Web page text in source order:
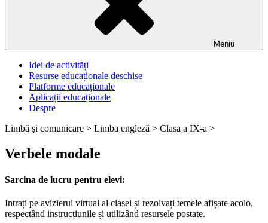
Meniu
Idei de activități
Resurse educaționale deschise
Platforme educaționale
Aplicații educaționale
Despre
Limbă şi comunicare > Limba engleză > Clasa a IX-a >
Verbele modale
Sarcina de lucru pentru elevi:
Intrați pe avizierul virtual al clasei și rezolvați temele afișate acolo,
respectând instrucțiunile și utilizând resursele postate.